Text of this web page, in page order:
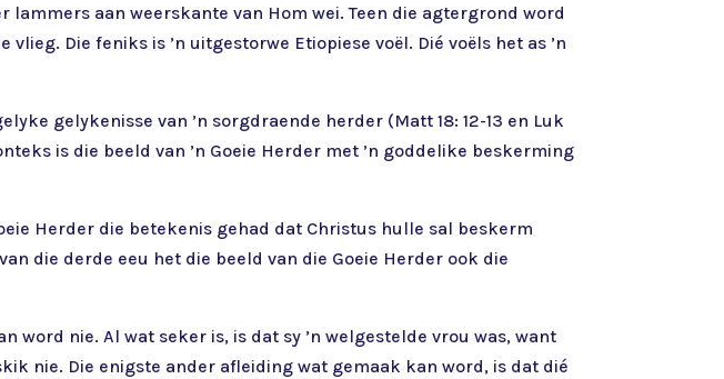
lammers aan weerskante van Hom wei. Teen die agtergrond word
Die feniks is ’n uitgestorwe Etiopiese voël. Dié voëls het as ’n
gelykenisse van ’n sorgdraende herder (Matt 18: 12-13 en Luk
is die beeld van ’n Goeie Herder met ’n goddelike beskerming
Herder die betekenis gehad dat Christus hulle sal beskerm
die derde eeu het die beeld van die Goeie Herder ook die
word nie. Al wat seker is, is dat sy ’n welgestelde vrou was, want
nie. Die enigste ander afleiding wat gemaak kan word, is dat dié